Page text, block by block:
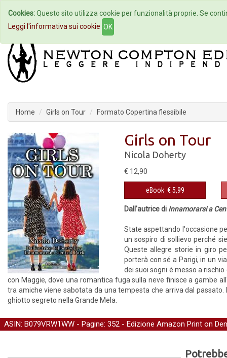
Home Autori Eventi
Home Girls on Tour Formato Copertina flessibile
Girls on Tour
Nicola Doherty
€ 12,90
eBook € 5,99
Dall'autrice di Innamorarsi a
State aspettando l'occasione
un sospiro di sollievo perché
Queste allegre storie in giro
porterà con sé a Parigi, in un
dei suoi sogni è messo a
con Maggie, dove una romantica fuga sulla neve finisce a gambe
tra amiche viene sabotata da una tempesta che arriva dal
ghiotto segreto nella Grande Mela.
ASIN: B079VRW1WW - Pagine: 352 - Edizione Amazon Print on
Cookies:Questo sito utilizza cookie per funzionalità proprie. Se
Leggi l'informativa sui cookie OK